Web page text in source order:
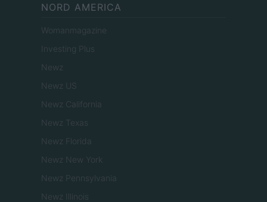
NORD AMERICA
Womanmagazine
Investing Plus
Newz
Newz US
Newz California
Newz Texas
Newz Florida
Newz New York
Newz Pennsylvania
Newz Illinois